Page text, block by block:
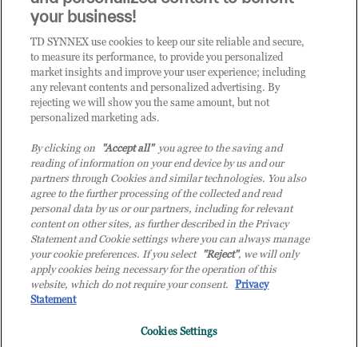
CLICCA QUI E DIVENTA
CLIENTE TD SYNNEX
© 2026 TD SYNNEX Italy S.r.l. - Sede legale: via Luigi Russolo 9, 20138 Milano
(MI) - Numero di iscrizione al Registro delle Imprese di Milano e Codice Fiscale:
07092780159 - P.IVA: 07092780159 - Eur 12.569.000,00 i.v - TD SYNNEX e TD
in altri Paesi. Società a socio unico soggetta all’attività di direzione e coordinamento
your business!
TD SYNNEX use cookies to keep our site reliable and secure,
to measure its performance, to provide you personalized
market insights and improve your user experience; including
any relevant contents and personalized advertising. By
rejecting we will show you the same amount, but not
personalized marketing ads.
By clicking on "Accept all"you agree to the saving and
reading of information on your end device by us and our
partners through Cookies and similar technologies. You also
agree to the further processing of the collected and read
personal data by us or our partners, including for relevant
content on other sites, as further described in the Privacy
Statement and Cookie settings where you can always manage
your cookie preferences. If you select "Reject", we will only
apply cookies being necessary for the operation of this
website, which do not require your consent. Privacy
Statement
Cookies Settings